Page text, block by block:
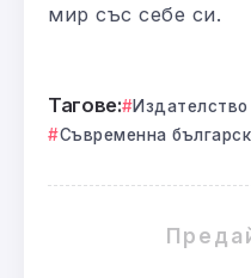
мир със себе си.
Тагове:
Съвременна